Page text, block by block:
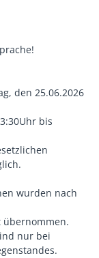
den 25.06.2026
bis
wurden nach
nur bei